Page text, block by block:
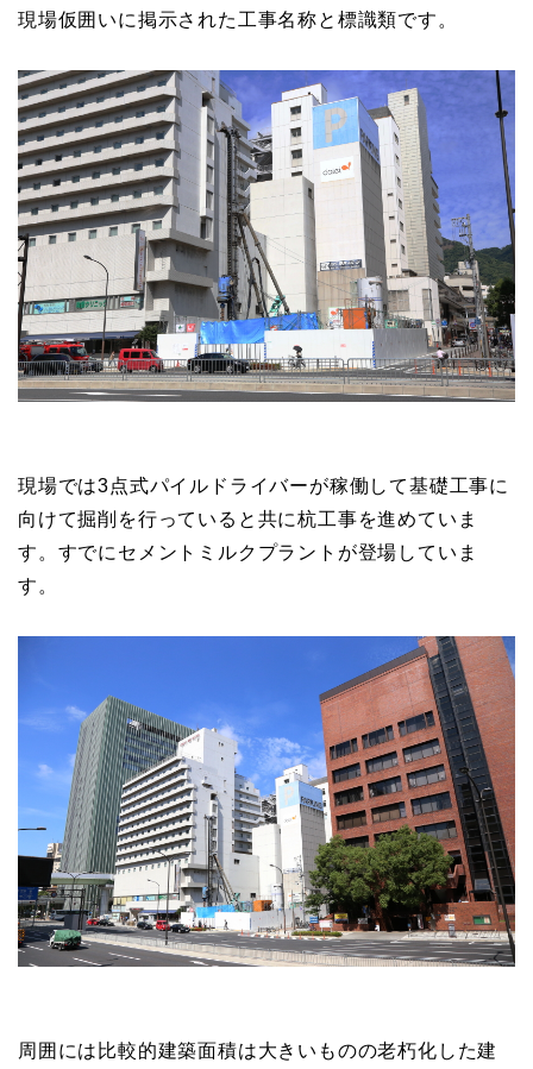
現場仮囲いに掲示された工事名称と標識類です。
現場では3点式パイルドライバーが稼働して基礎工事に
向けて掘削を行っていると共に杭工事を進めていま
す。すでにセメントミルクプラントが登場していま
す。
周囲には比較的建築面積は大きいものの老朽化した建